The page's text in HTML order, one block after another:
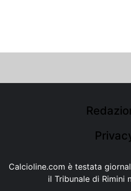
Calcioline.com è testata
il Tribunale di Rimini